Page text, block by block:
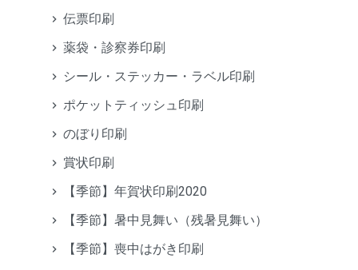
伝票印刷
薬袋・診察券印刷
シール・ステッカー・ラベル印刷
ポケットティッシュ印刷
のぼり印刷
賞状印刷
【季節】年賀状印刷2020
【季節】暑中見舞い（残暑見舞い）
【季節】喪中はがき印刷